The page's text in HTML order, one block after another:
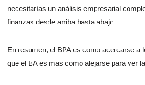
necesitarías un análisis empresarial
finanzas desde arriba hasta abajo.
En resumen, el BPA es como acercarse a
que el BA es más como alejarse para ver